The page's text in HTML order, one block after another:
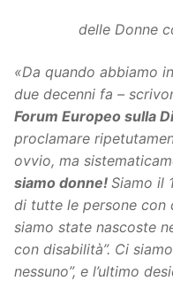
delle Donne
«Da quando abbiamo
due decenni fa –
Forum Europeo sulla
proclamare
ovvio, ma
siamo donne! Siamo il
di tutte le persone con
siamo state nascoste
con disabilità”. Ci
nessuno”, e l’ultimo